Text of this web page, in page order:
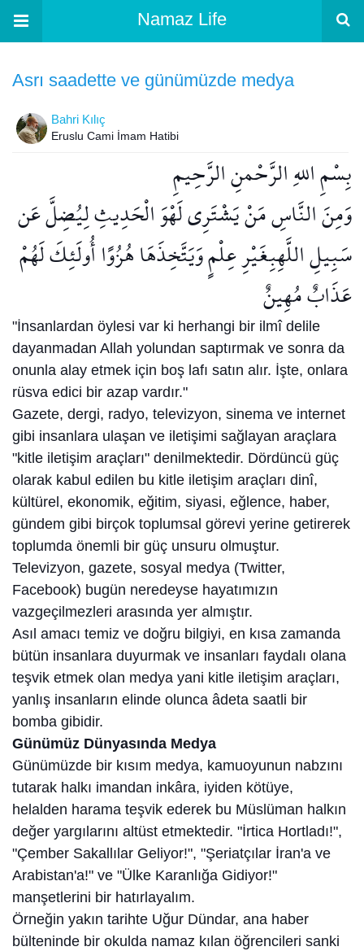
Namaz Life
Asrı saadette ve günümüzde medya
Bahri Kılıç
Eruslu Cami İmam Hatibi
بِسْمِ اللهِ الرَّحْمنِ الرَّحِيمِ
وَمِنَ النَّاسِ مَنْ يَشْتَرِي لَهْوَ الْحَدِيثِ لِيُضِلَّ عَن
سَبِيلِ اللَّهِبِغَيْرِ عِلْمٍ وَيَتَّخِذَهَا هُزُوًا أُولَئِكَ لَهُمْ
عَذَابٌ مُهِينٌ
"İnsanlardan öylesi var ki herhangi bir ilmî delile
dayanmadan Allah yolundan saptırmak ve sonra da
onunla alay etmek için boş lafı satın alır. İşte, onlara
rüsva edici bir azap vardır."
Gazete, dergi, radyo, televizyon, sinema ve internet
gibi insanlara ulaşan ve iletişimi sağlayan araçlara
"kitle iletişim araçları" denilmektedir. Dördüncü güç
olarak kabul edilen bu kitle iletişim araçları dinî,
kültürel, ekonomik, eğitim, siyasi, eğlence, haber,
gündem gibi birçok toplumsal görevi yerine getirerek
toplumda önemli bir güç unsuru olmuştur.
Televizyon, gazete, sosyal medya (Twitter,
Facebook) bugün neredeyse hayatımızın
vazgeçilmezleri arasında yer almıştır.
Asıl amacı temiz ve doğru bilgiyi, en kısa zamanda
bütün insanlara duyurmak ve insanları faydalı olana
teşvik etmek olan medya yani kitle iletişim araçları,
yanlış insanların elinde olunca âdeta saatli bir
bomba gibidir.
Günümüz Dünyasında Medya
Günümüzde bir kısım medya, kamuoyunun nabzını
tutarak halkı imandan inkâra, iyiden kötüye,
helalden harama teşvik ederek bu Müslüman halkın
değer yargılarını altüst etmektedir. "İrtica Hortladı!",
"Çember Sakallılar Geliyor!", "Şeriatçılar İran'a ve
Arabistan'a!" ve "Ülke Karanlığa Gidiyor!"
manşetlerini bir hatırlayalım.
Örneğin yakın tarihte Uğur Dündar, ana haber
bülteninde bir okulda namaz kılan öğrencileri sanki